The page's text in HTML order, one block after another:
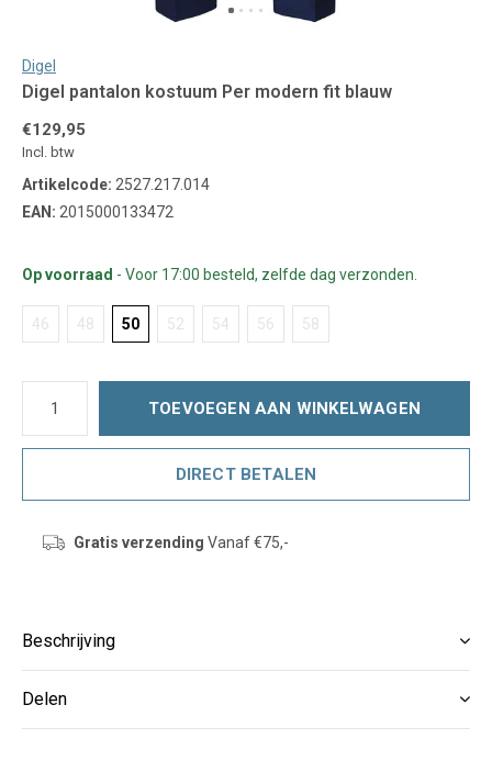
Digel
Digel pantalon kostuum Per modern fit blauw
€129,95
Incl. btw
Artikelcode: 2527.217.014
EAN: 2015000133472
Op voorraad - Voor 17:00 besteld, zelfde dag verzonden.
46 48 50 52 54 56 58
TOEVOEGEN AAN WINKELWAGEN
DIRECT BETALEN
Gratis verzending Vanaf €75,-
Beschrijving
Delen